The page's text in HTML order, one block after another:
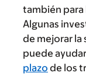
también para
Algunas
de mejorar la
puede
plazo de los